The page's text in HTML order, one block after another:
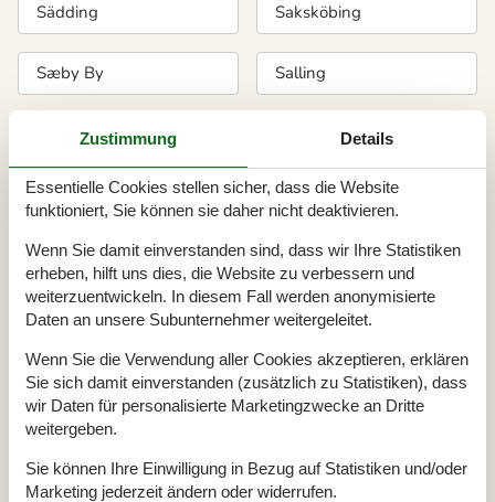
Sädding
Sæby By
Sæby/Frederikshavn
Sæby/Strandlund
Sæbygård
Sædding Strand
Sædding/Esbjerg
Sælvig
Saksköbing
Salling
Salling Sund
Sallingsund
Sallingsund/Limfjorden
Saltbæk
Saltbæk Strand
Zustimmung Details
Essentielle Cookies stellen sicher, dass die Website
funktioniert, Sie können sie daher nicht deaktivieren.
Wenn Sie damit einverstanden sind, dass wir Ihre Statistiken
erheben, hilft uns dies, die Website zu verbessern und
weiterzuentwickeln. In diesem Fall werden anonymisierte
Daten an unsere Subunternehmer weitergeleitet.
Wenn Sie die Verwendung aller Cookies akzeptieren, erklären
Sie sich damit einverstanden (zusätzlich zu Statistiken), dass
wir Daten für personalisierte Marketingzwecke an Dritte
weitergeben.
Sie können Ihre Einwilligung in Bezug auf Statistiken und/oder
Marketing jederzeit ändern oder widerrufen.